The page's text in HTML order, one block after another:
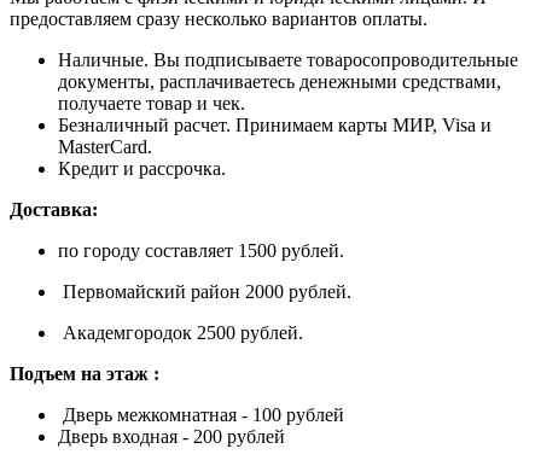
предоставляем сразу несколько вариантов оплаты.
Наличные. Вы подписываете товаросопроводительные
документы, расплачиваетесь денежными средствами,
получаете товар и чек.
Безналичный расчет. Принимаем карты МИР, Visa и
MasterCard.
Кредит и рассрочка.
Доставка:
по городу составляет 1500 рублей.
Первомайский район 2000 рублей.
Академгородок 2500 рублей.
Подъем на этаж :
Дверь межкомнатная - 100 рублей
Дверь входная - 200 рублей